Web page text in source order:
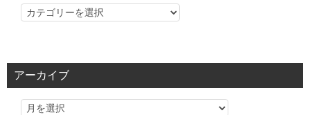
カ
リ
アーカイブ